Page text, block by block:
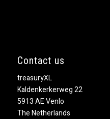
Contact us
treasuryXL
Kaldenkerkerweg 22
5913 AE Venlo
The Netherlands